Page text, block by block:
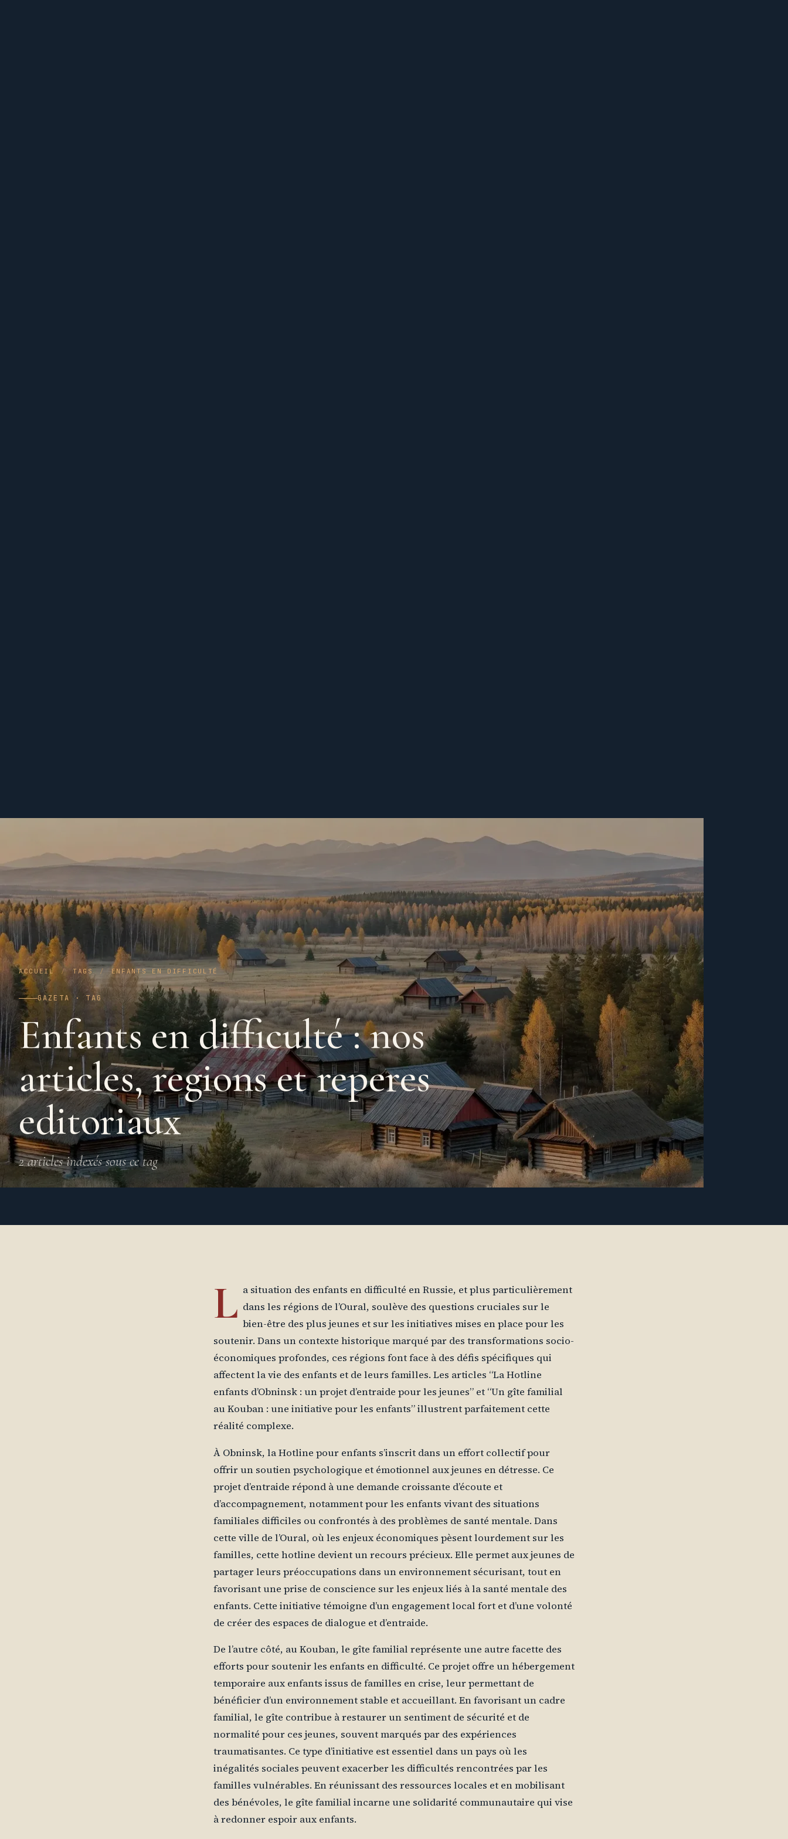
ACCUEIL / TAGS / ENFANTS EN DIFFICULTÉ
GAZETA · TAG
Enfants en difficulté : nos
articles, regions et reperes
editoriaux
2 articles indexés sous ce tag
L a situation des enfants en difficulté en Russie, et plus particulièrement
dans les régions de l’Oural, soulève des questions cruciales sur le
bien-être des plus jeunes et sur les initiatives mises en place pour les
soutenir. Dans un contexte historique marqué par des transformations socio-
économiques profondes, ces régions font face à des défis spécifiques qui
affectent la vie des enfants et de leurs familles. Les articles “La Hotline
enfants d’Obninsk : un projet d’entraide pour les jeunes” et “Un gîte familial
au Kouban : une initiative pour les enfants” illustrent parfaitement cette
réalité complexe.
À Obninsk, la Hotline pour enfants s’inscrit dans un effort collectif pour
offrir un soutien psychologique et émotionnel aux jeunes en détresse. Ce
projet d’entraide répond à une demande croissante d’écoute et
d’accompagnement, notamment pour les enfants vivant des situations
familiales difficiles ou confrontés à des problèmes de santé mentale. Dans
cette ville de l’Oural, où les enjeux économiques pèsent lourdement sur les
familles, cette hotline devient un recours précieux. Elle permet aux jeunes de
partager leurs préoccupations dans un environnement sécurisant, tout en
favorisant une prise de conscience sur les enjeux liés à la santé mentale des
enfants. Cette initiative témoigne d’un engagement local fort et d’une volonté
de créer des espaces de dialogue et d’entraide.
De l’autre côté, au Kouban, le gîte familial représente une autre facette des
efforts pour soutenir les enfants en difficulté. Ce projet offre un hébergement
temporaire aux enfants issus de familles en crise, leur permettant de
bénéficier d’un environnement stable et accueillant. En favorisant un cadre
familial, le gîte contribue à restaurer un sentiment de sécurité et de
normalité pour ces jeunes, souvent marqués par des expériences
traumatisantes. Ce type d’initiative est essentiel dans un pays où les
inégalités sociales peuvent exacerber les difficultés rencontrées par les
familles vulnérables. En réunissant des ressources locales et en mobilisant
des bénévoles, le gîte familial incarne une solidarité communautaire qui vise
à redonner espoir aux enfants.